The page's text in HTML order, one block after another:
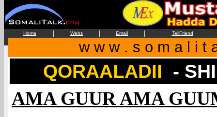
Home | Webs | Email | TellFriend
w w w . s o m a l i t
QORAALADII -
AMA GUUR AMA